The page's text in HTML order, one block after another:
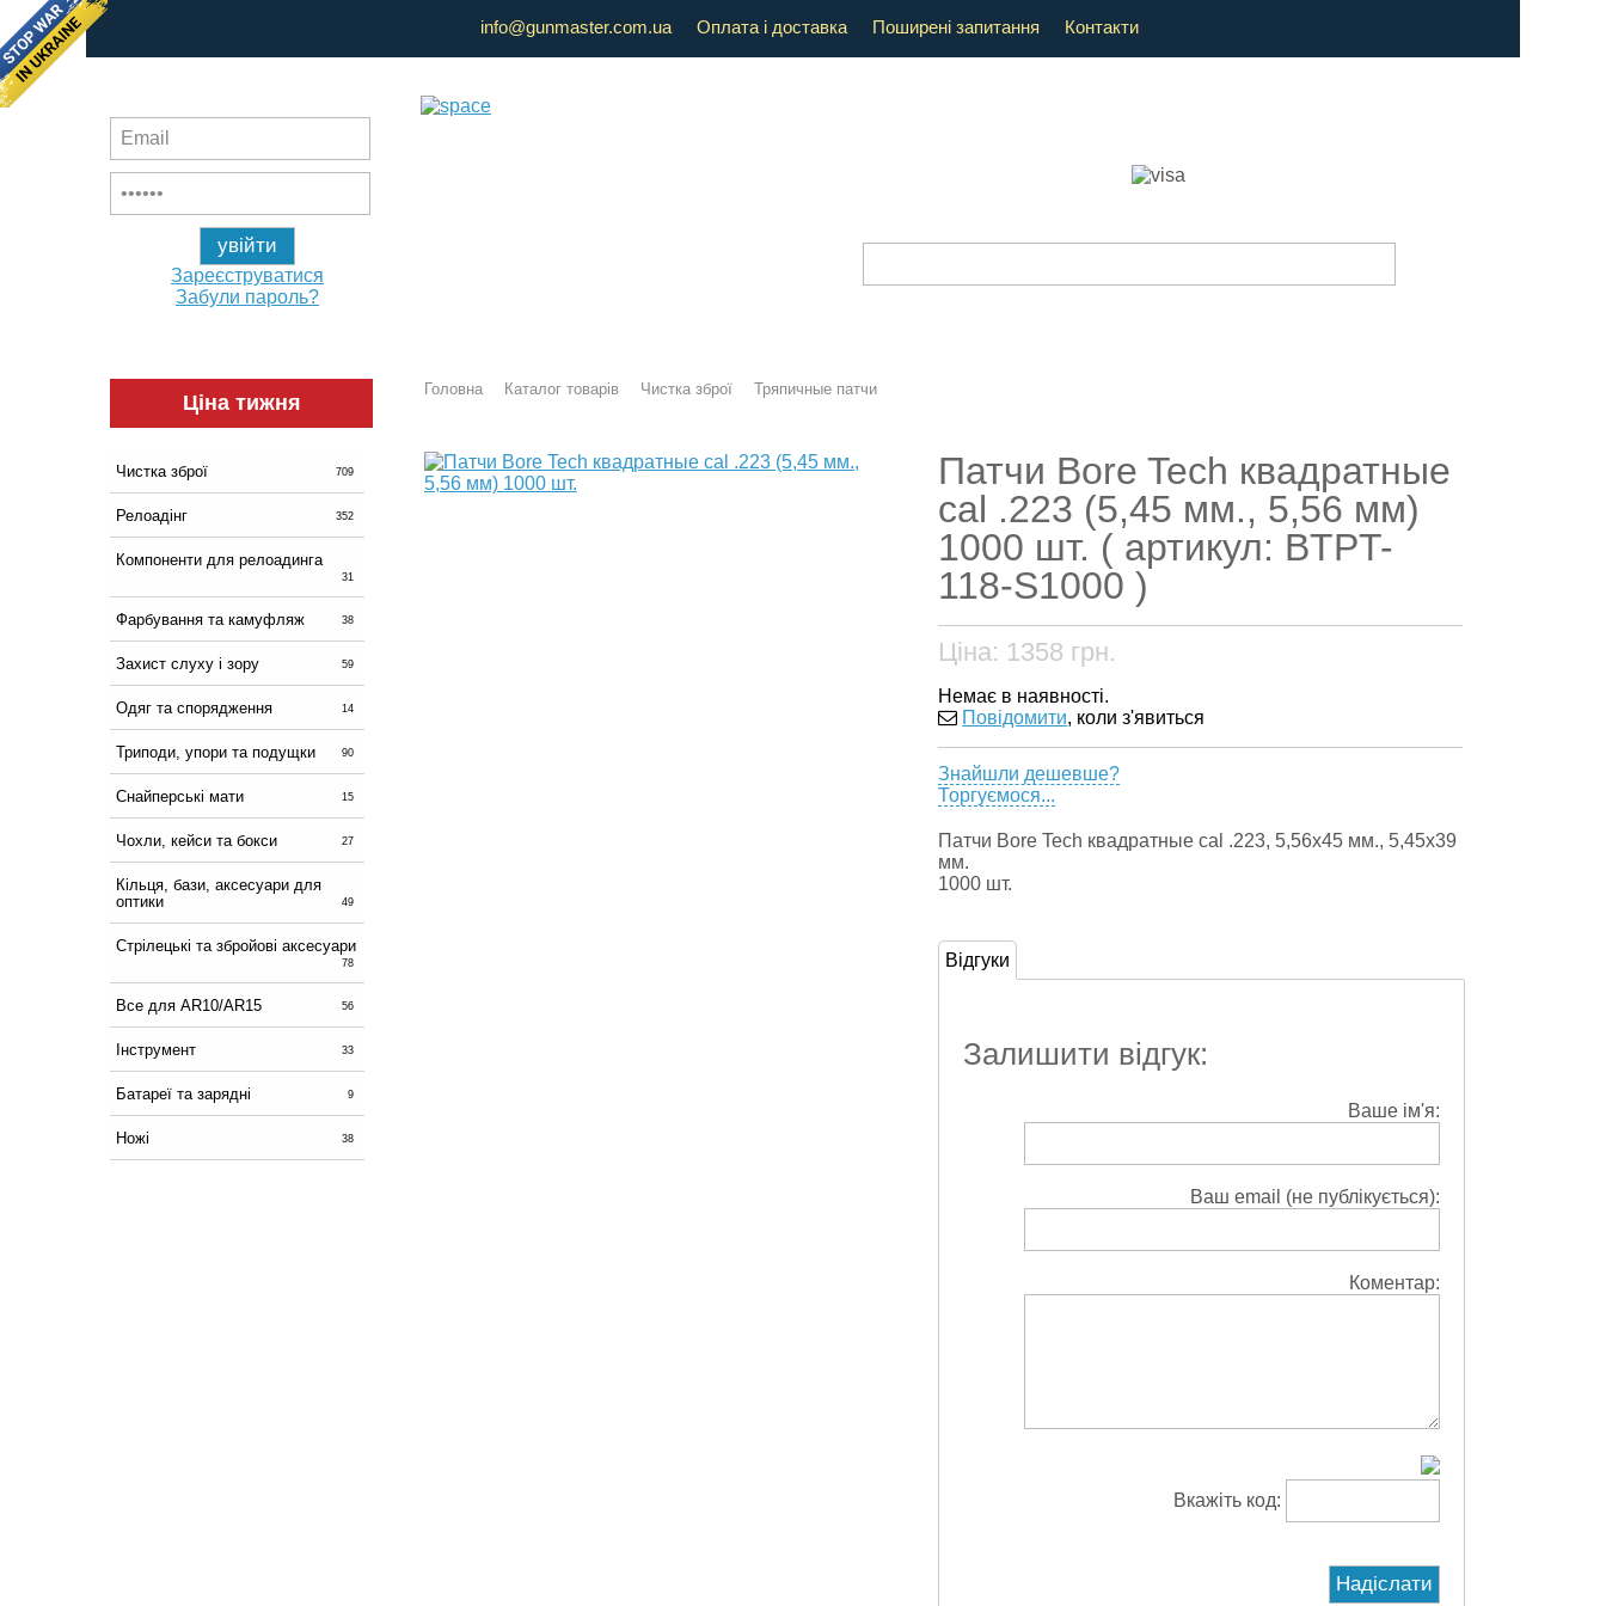
info@gunmaster.com.ua Оплата і доставка Поширені запитання Контакти
Зареєструватися
Забули пароль?
Ціна тижня
Чистка зброї 709
Релоадінг 352
Компоненти для релоадинга
31
Фарбування та камуфляж 38
Захист слуху і зору 59
Одяг та спорядження 14
Триподи, упори та подущки 90
Снайперські мати 15
Чохли, кейси та бокси 27
Кільця, бази, аксесуари для
оптики
49
Стрілецькі та збройові аксесуари
78
Все для AR10/AR15 56
Інструмент 33
Батареї та зарядні 9
Ножі 38
Головна Каталог товарів Чистка зброї Тряпичные патчи
Патчи Bore Tech квадратные
cal .223 (5,45 мм., 5,56 мм)
1000 шт. ( артикул: BTPT-
118-S1000 )
Ціна: 1358 грн.
Немає в наявності.
Повідомити, коли з'явиться
Знайшли дешевше?
Торгуємося...
Патчи Bore Tech квадратные cal .223, 5,56x45 мм., 5,45x39
мм.
1000 шт.
Відгуки
Залишити відгук:
Ваше ім'я:
Ваш email (не публікується):
Коментар:
Вкажіть код: